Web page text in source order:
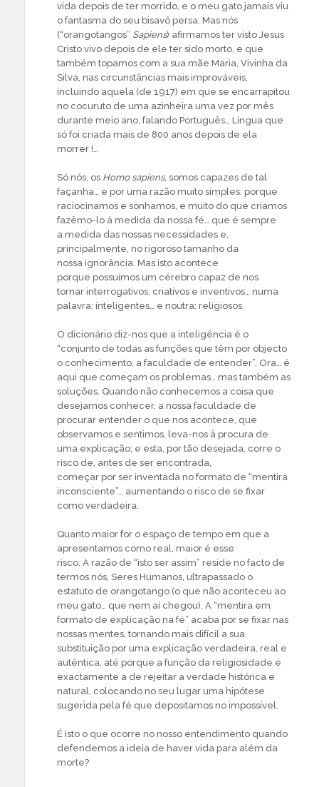
vida depois de ter morrido, e o meu gato jamais viu
o fantasma do seu bisavô persa. Mas nós
(“orangotangos” Sapiens) afirmamos ter visto Jesus
Cristo vivo depois de ele ter sido morto, e que
também topamos com a sua mãe Maria, Vivinha da
Silva, nas circunstâncias mais improváveis,
incluindo aquela (de 1917) em que se encarrapitou
no cocuruto de uma azinheira uma vez por mês
durante meio ano, falando Português… Língua que
só foi criada mais de 800 anos depois de ela
morrer !…
Só nós, os Homo sapiens, somos capazes de tal
façanha… e por uma razão muito simples: porque
raciocinamos e sonhamos, e muito do que criamos
fazêmo-lo à medida da nossa fé… que é sempre
a medida das nossas necessidades e,
principalmente, no rigoroso tamanho da
nossa ignorância. Mas isto acontece
porque possuímos um cérebro capaz de nos
tornar interrogativos, criativos e inventivos… numa
palavra: inteligentes… e noutra: religiosos.
O dicionário diz-nos que a inteligência é o
“conjunto de todas as funções que têm por objecto
o conhecimento, a faculdade de entender”. Ora… é
aqui que começam os problemas… mas também as
soluções. Quando não conhecemos a coisa que
desejamos conhecer, a nossa faculdade de
procurar entender o que nos acontece, que
observamos e sentimos, leva-nos à procura de
uma explicação; e esta, por tão desejada, corre o
risco de, antes de ser encontrada,
começar por ser inventada no formato de “mentira
inconsciente”… aumentando o risco de se fixar
como verdadeira.
Quanto maior for o espaço de tempo em que a
apresentamos como real, maior é esse
risco. A razão de “isto ser assim” reside no facto de
termos nós, Seres Humanos, ultrapassado o
estatuto de orangotango (o que não aconteceu ao
meu gato… que nem aí chegou). A “mentira em
formato de explicação na fé” acaba por se fixar nas
nossas mentes, tornando mais difícil a sua
substituição por uma explicação verdadeira, real e
autêntica, até porque a função da religiosidade é
exactamente a de rejeitar a verdade histórica e
natural, colocando no seu lugar uma hipótese
sugerida pela fé que depositamos no impossível.
É isto o que ocorre no nosso entendimento quando
defendemos a ideia de haver vida para além da
morte?